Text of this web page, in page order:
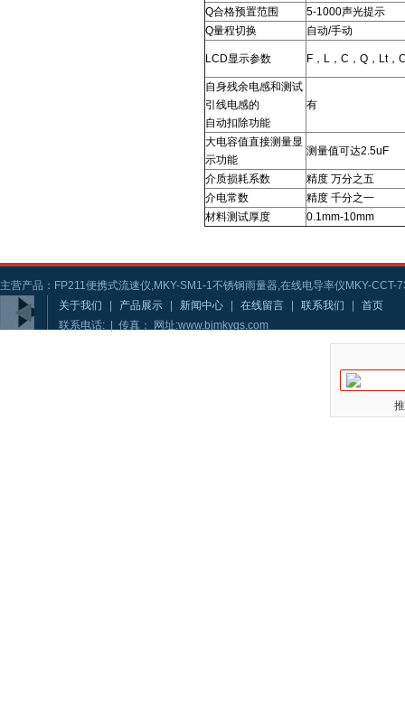
Q合格预置范围
5-1000声光提示
Q量程切换
自动/手动
LCD显示参数 F，L，C，Q，Lt，
自身残余电感和测试
引线电感的
自动扣除功能
有
大电容值直接测量显
示功能
测量值可达2.5uF
介质损耗系数
精度 万分之五
介电常数
精度 千分之一
材料测试厚度
0.1mm-10mm
主营产品：FP211便携式流速仪,MKY-SM1-1不锈钢雨量器,在线电导率仪MKY-CCT-
关于我们
产品展示 新闻中心 在线留言 联系我们
首页
联系电话: | 传真： 网址:www.bjmkygs.com